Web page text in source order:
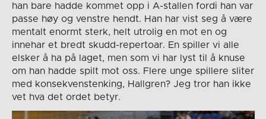
han bare hadde kommet opp i A-stallen fordi han var
passe høy og venstre hendt. Han har vist seg å være
mentalt enormt sterk, helt utrolig en mot en og
innehar et bredt skudd-repertoar. En spiller vi alle
elsker å ha på laget, men som vi har lyst til å knuse
om han hadde spilt mot oss. Flere unge spillere sliter
med konsekvenstenking, Hallgren? Jeg tror han ikke
vet hva det ordet betyr.